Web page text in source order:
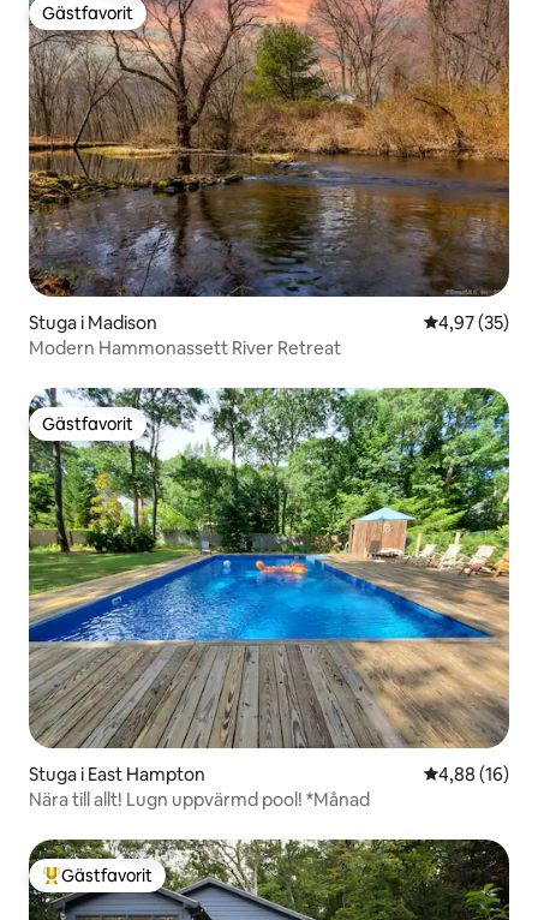
Gästfavorit
Gästfavorit
Stuga i Madison 4,97 av 5 i
4,97 (35)
Modern Hammonassett River Retreat
Gästfavorit
Gästfavorit
Stuga i East Hampton 4,88 av 5 i
4,88 (16)
Nära till allt! Lugn uppvärmd pool! *Månad
Populär gästfavorit
Gästfavorit